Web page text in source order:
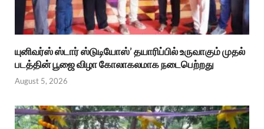
யுனிவர்ஸ் ஸ்டார் ஸ்டுடியோஸ்’ தயாரிப்பில் உருவாகும் முதல்
படத்தின் பூஜை விழா கோலாகலமாக நடைபெற்றது
August 5, 2026